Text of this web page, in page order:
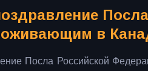
в
Посла Российской